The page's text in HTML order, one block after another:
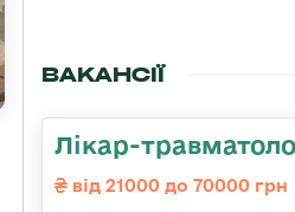
ВАКАНСІЇ
Лікар-
від 21000 до 70000 грн